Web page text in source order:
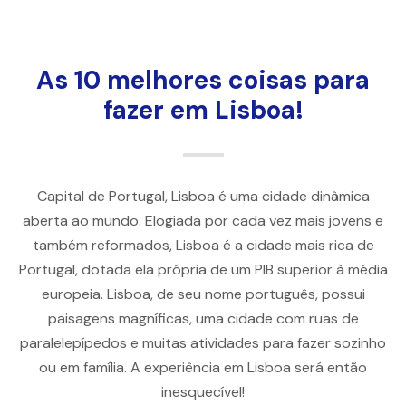
As 10 melhores coisas para
fazer em Lisboa!
Capital de Portugal, Lisboa é uma cidade dinâmica
aberta ao mundo. Elogiada por cada vez mais jovens e
também reformados, Lisboa é a cidade mais rica de
Portugal, dotada ela própria de um PIB superior à média
europeia. Lisboa, de seu nome português, possui
paisagens magníficas, uma cidade com ruas de
paralelepípedos e muitas atividades para fazer sozinho
ou em família. A experiência em Lisboa será então
inesquecível!